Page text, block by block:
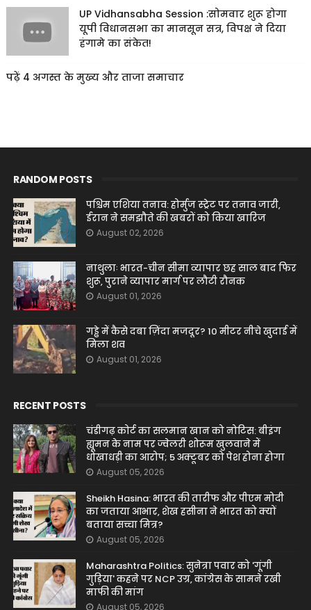
UP Vidhansabha Session :सोमवार शुरू होगा
यूपी विधानसभा का मानसून सत्र, विपक्ष ने दिया
हंगामे का संकेत!
पढ़ें 4 अगस्त के मुख्य और ताजा समाचार
RANDOM POSTS
पश्चिम एशिया तनाव: होर्मुज स्ट्रेट पर तनाव जारी,
ईरान ने समझौते की खबरों को किया खारिज
August 02, 2026
नाथुलाः भारत-चीन सीमा व्यापार छह साल बाद फिर
शुरू, पुराने व्यापार मार्ग पर लौटी रौनक
August 01, 2026
गड्ढे में कैसे दबा ज़िंदा मजदूर? 10 मीटर नीचे खुदाई में
मिला शव
August 01, 2026
RECENT POSTS
चंडीगढ़ कोर्ट का सलमान खान को नोटिस: बीइंग
ह्यूमन के नाम पर ज्वेलरी शोरूम खुलवाने में
धोखाधड़ी का आरोप; 5 अक्टूबर को पेश होना होगा
August 05, 2026
Sheikh Hasina: भारत की तारीफ और पीएम मोदी
का जताया आभार, शेख हसीना ने भारत को क्यों
बताया सच्चा मित्र?
August 05, 2026
Maharashtra Politics: सुनेत्रा पवार को 'गूंगी
गुड़िया' कहने पर NCP उग्र, कांग्रेस के सामने रखी
माफी की मांग
August 05, 2026